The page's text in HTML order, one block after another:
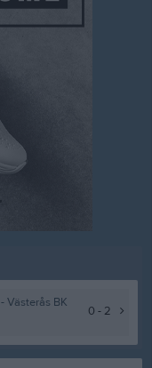
- Västerås BK
0 - 2